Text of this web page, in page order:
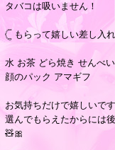
タバコは吸いません！
‎𓊆 もらって嬉しい差し入
水 お茶 どら焼き せんべい
顔のパック アマギフ
お気持ちだけで嬉しいで
選んでもらえたからには
🧸🎀